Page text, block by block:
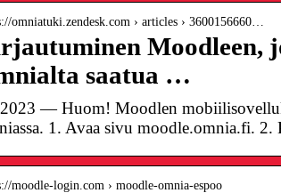
omniatuki.zendesk.com › articles › 3600156660…
Moodleen,
saatua …
— Huom! Moodlen
1. Avaa sivu moodle.omnia.fi.
moodle-login.com › moodle-omnia-espoo